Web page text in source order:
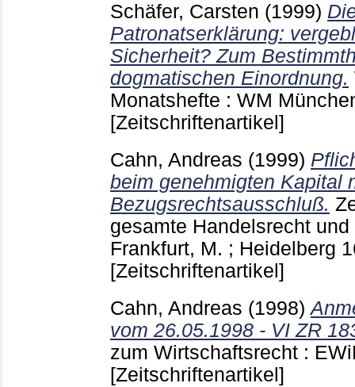
Schäfer, Carsten (1999)
Patronatserklärung:
Sicherheit? Zum
dogmatischen Einordnung.
Monatshefte : WM
[Zeitschriftenartikel]
Cahn, Andreas (1999)
beim genehmigten Kapital
Bezugsrechtsausschluß.
gesamte Handelsrecht
Frankfurt, M. ; Heidelberg
[Zeitschriftenartikel]
Cahn, Andreas (1998)
vom 26.05.1998 - VI ZR
zum Wirtschaftsrecht :
[Zeitschriftenartikel]